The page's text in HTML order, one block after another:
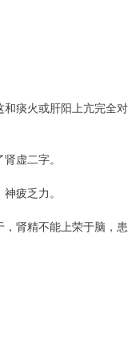
痰火或肝阳上亢完全对
虚二字。
疲乏力。
肾精不能上荣于脑，患